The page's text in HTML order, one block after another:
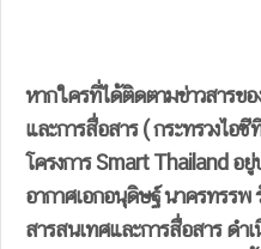
หากใครที่ได้ติดตามข่าวสารขอ
และการสื่อสาร ( กระทรวงไอ
โครงการ Smart Thailand อ
อากาศเอกอนุดิษฐ์ นาครทรรพ
สารสนเทศและการสื่อสาร ด